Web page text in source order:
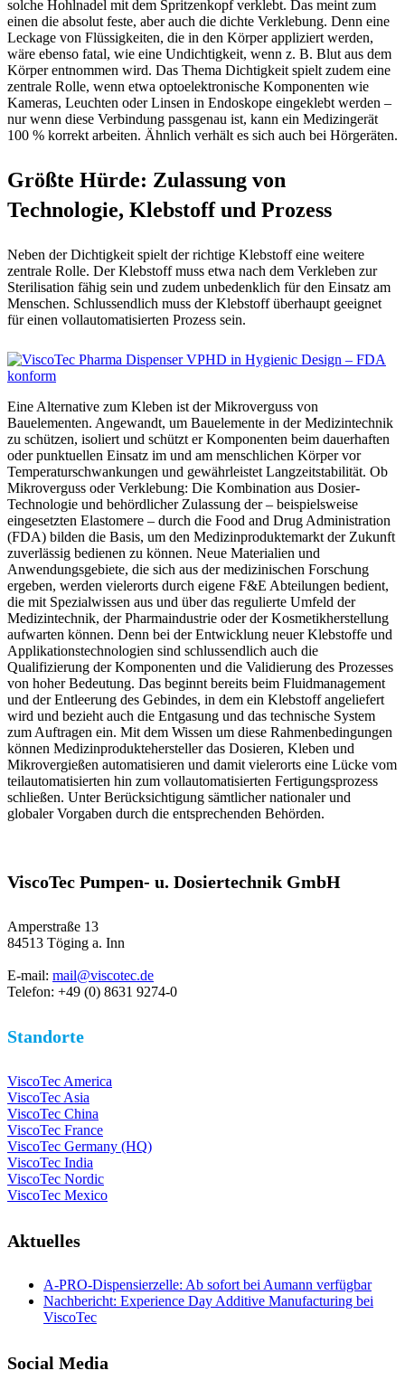
solche Hohlnadel mit dem Spritzenkopf verklebt. Das meint zum
einen die absolut feste, aber auch die dichte Verklebung. Denn eine
Leckage von Flüssigkeiten, die in den Körper appliziert werden,
wäre ebenso fatal, wie eine Undichtigkeit, wenn z. B. Blut aus dem
Körper entnommen wird. Das Thema Dichtigkeit spielt zudem eine
zentrale Rolle, wenn etwa optoelektronische Komponenten wie
Kameras, Leuchten oder Linsen in Endoskope eingeklebt werden –
nur wenn diese Verbindung passgenau ist, kann ein Medizingerät
100 % korrekt arbeiten. Ähnlich verhält es sich auch bei Hörgeräten.
Größte Hürde: Zulassung von
Technologie, Klebstoff und Prozess
Neben der Dichtigkeit spielt der richtige Klebstoff eine weitere
zentrale Rolle. Der Klebstoff muss etwa nach dem Verkleben zur
Sterilisation fähig sein und zudem unbedenklich für den Einsatz am
Menschen. Schlussendlich muss der Klebstoff überhaupt geeignet
für einen vollautomatisierten Prozess sein.
Eine Alternative zum Kleben ist der Mikroverguss von
Bauelementen. Angewandt, um Bauelemente in der Medizintechnik
zu schützen, isoliert und schützt er Komponenten beim dauerhaften
oder punktuellen Einsatz im und am menschlichen Körper vor
Temperaturschwankungen und gewährleistet Langzeitstabilität. Ob
Mikroverguss oder Verklebung: Die Kombination aus Dosier-
Technologie und behördlicher Zulassung der – beispielsweise
eingesetzten Elastomere – durch die Food and Drug Administration
(FDA) bilden die Basis, um den Medizinproduktemarkt der Zukunft
zuverlässig bedienen zu können. Neue Materialien und
Anwendungsgebiete, die sich aus der medizinischen Forschung
ergeben, werden vielerorts durch eigene F&E Abteilungen bedient,
die mit Spezialwissen aus und über das regulierte Umfeld der
Medizintechnik, der Pharmaindustrie oder der Kosmetikherstellung
aufwarten können. Denn bei der Entwicklung neuer Klebstoffe und
Applikationstechnologien sind schlussendlich auch die
Qualifizierung der Komponenten und die Validierung des Prozesses
von hoher Bedeutung. Das beginnt bereits beim Fluidmanagement
und der Entleerung des Gebindes, in dem ein Klebstoff angeliefert
wird und bezieht auch die Entgasung und das technische System
zum Auftragen ein. Mit dem Wissen um diese Rahmenbedingungen
können Medizinproduktehersteller das Dosieren, Kleben und
Mikrovergießen automatisieren und damit vielerorts eine Lücke vom
teilautomatisierten hin zum vollautomatisierten Fertigungsprozess
schließen. Unter Berücksichtigung sämtlicher nationaler und
globaler Vorgaben durch die entsprechenden Behörden.
ViscoTec Pumpen- u. Dosiertechnik GmbH
Amperstraße 13
84513 Töging a. Inn
E-mail: mail@viscotec.de
Telefon: +49 (0) 8631 9274-0
Standorte
ViscoTec America
ViscoTec Asia
ViscoTec China
ViscoTec France
ViscoTec Germany (HQ)
ViscoTec India
ViscoTec Nordic
ViscoTec Mexico
Aktuelles
A-PRO-Dispensierzelle: Ab sofort bei Aumann verfügbar
Nachbericht: Experience Day Additive Manufacturing bei
ViscoTec
Social Media